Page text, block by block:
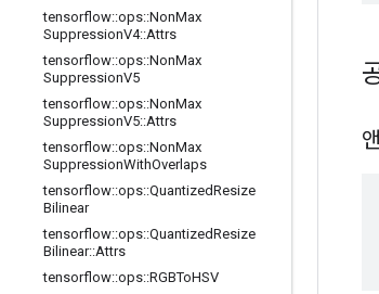
tensorflow::ops::NonMax
SuppressionV4::Attrs
tensorflow::ops::NonMax
SuppressionV5
tensorflow::ops::NonMax
SuppressionV5::Attrs
tensorflow::ops::NonMax
SuppressionWithOverlaps
tensorflow::ops::QuantizedResize
Bilinear
tensorflow::ops::QuantizedResize
Bilinear::Attrs
tensorflow::ops::RGBToHSV